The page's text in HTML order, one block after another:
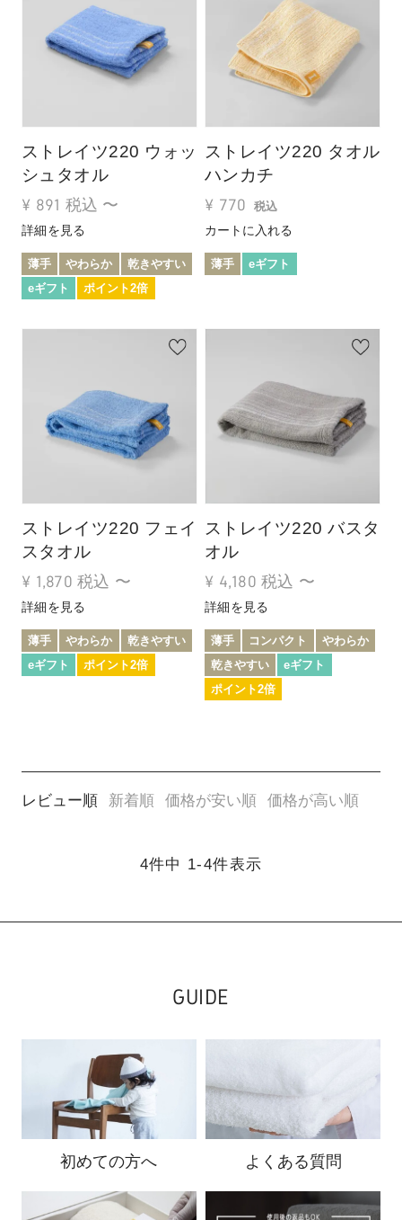
ストレイツ220 ウォッ
シュタオル
¥ 891 税込 〜
詳細を見る
薄手 やわらか
乾きやすい
eギフト
ポイント2倍
ストレイツ220 タオル
ハンカチ
¥ 770 税込
カートに入れる
薄手 eギフト
ストレイツ220 フェイ
スタオル
¥ 1,870 税込 〜
詳細を見る
薄手 やわらか
乾きやすい
eギフト
ポイント2倍
ストレイツ220 バスタ
オル
¥ 4,180 税込 〜
詳細を見る
薄手 コンパクト
やわらか
乾きやすい
eギフト
ポイント2倍
レビュー順 新着順 価格が安い順 価格が高い順
4件中 1-4件表示
GUIDE
初めての方へ よくある質問